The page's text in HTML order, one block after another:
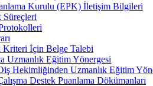
Kurulu (EPK) İletişim Bilgileri
Süreçleri
Kriteri İçin Belge Talebi
Uzmanlık Eğitim Yönergesi
Hekimliğinden Uzmanlık Eğitim
Destek Puanlama Dökümanları